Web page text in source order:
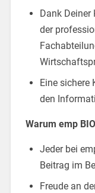
Dank
der
Eine
den
Warum emp
Jeder bei
Beitrag im
Freude an